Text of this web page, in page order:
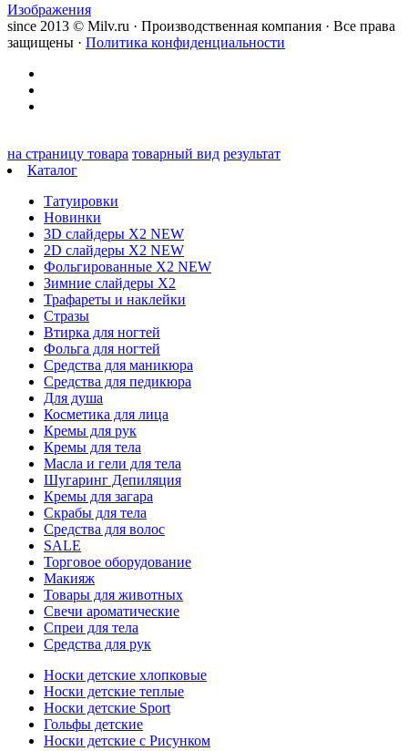
Изображения
since 2013 © Milv.ru · Производственная компания · Все права
защищены · Политика конфиденциальности
на страницу товара товарный вид результат
Каталог
Татуировки
Новинки
3D слайдеры X2 NEW
2D слайдеры X2 NEW
Фольгированные X2 NEW
Зимние слайдеры Х2
Трафареты и наклейки
Стразы
Втирка для ногтей
Фольга для ногтей
Средства для маникюра
Средства для педикюра
Для душа
Косметика для лица
Кремы для рук
Кремы для тела
Масла и гели для тела
Шугаринг Депиляция
Кремы для загара
Скрабы для тела
Средства для волос
SALE
Торговое оборудование
Макияж
Товары для животных
Свечи ароматические
Спреи для тела
Средства для рук
Носки детские хлопковые
Носки детские теплые
Носки детские Sport
Гольфы детские
Носки детские с Рисунком